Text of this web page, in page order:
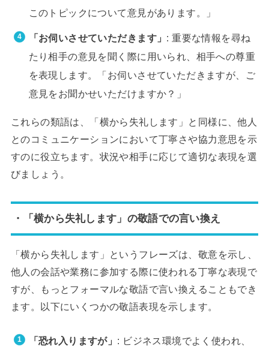
このトピックについて意見があります。」
「お伺いさせていただきます」 : 重要な情報を尋ね
たり相手の意見を聞く際に用いられ、相手への尊重
を表現します。「お伺いさせていただきますが、ご
意見をお聞かせいただけますか？」
これらの類語は、「横から失礼します」と同様に、他人
とのコミュニケーションにおいて丁寧さや協力意思を示
すのに役立ちます。状況や相手に応じて適切な表現を選
びましょう。
・「横から失礼します」の敬語での言い換え
「横から失礼します」というフレーズは、敬意を示し、
他人の会話や業務に参加する際に使われる丁寧な表現で
すが、もっとフォーマルな敬語で言い換えることもでき
ます。以下にいくつかの敬語表現を示します。
「恐れ入りますが」 : ビジネス環境でよく使われ、